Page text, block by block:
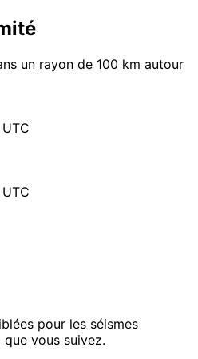
un rayon de 100 km autour
pour les séismes
vous suivez.